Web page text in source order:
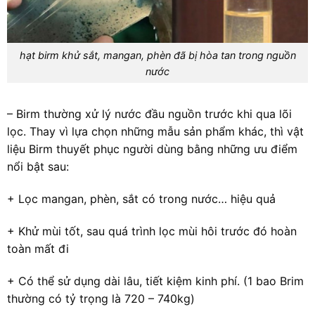
hạt birm khử sắt, mangan, phèn đã bị hòa tan trong nguồn
nước
– Birm thường xử lý nước đầu nguồn trước khi qua lõi
lọc. Thay vì lựa chọn những mẫu sản phẩm khác, thì vật
liệu Birm thuyết phục người dùng bằng những ưu điểm
nổi bật sau:
+ Lọc mangan, phèn, sắt có trong nước… hiệu quả
+ Khử mùi tốt, sau quá trình lọc mùi hôi trước đó hoàn
toàn mất đi
+ Có thể sử dụng dài lâu, tiết kiệm kinh phí. (1 bao Brim
thường có tỷ trọng là 720 – 740kg)